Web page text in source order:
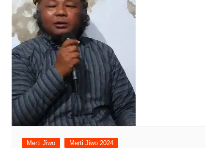
Merti Jiwo Merti Jiwo 2024